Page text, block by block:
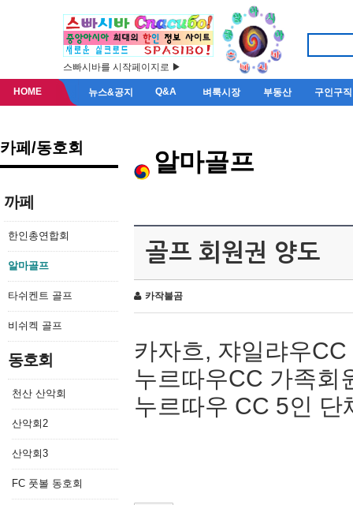
스빠시바를 시작페이지로 ▶
HOME 뉴스&공지 Q&A 벼룩시장 부동산 구인구직
카페/동호회
까페
한인총연합회
알마골프
타쉬켄트 골프
비쉬켁 골프
동호회
천산 산악회
산악회2
산악회3
FC 풋볼 동호회
알마골프
골프 회원권 양도
카작불곰
카자흐, 쟈일랴우
누르따우CC 가족회
누르따우 CC 5인 단